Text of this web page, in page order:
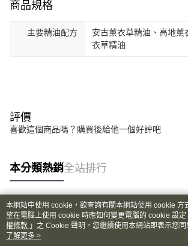
商品規格
主要精油配方
安古薰衣草精油、高地薰
衣草精油
評價
喜歡這個商品嗎？購買後給他一個好評吧
本分類熱銷全站排行
熱門標籤
本網站中使用 cookie，欲查詢有關本網站使用 cookie 方
望在電腦上使用 cookie 時應如何變更電腦的 cookie 設定
權條款 」之 Cookie 聲明。您繼續使用本網站即表示您
用條款之 Cookie 聲明使用 cookie。
了解更多 >